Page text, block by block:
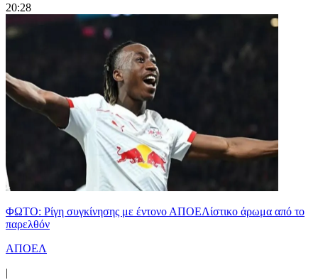
20:28
ΦΩΤΟ: Ρίγη συγκίνησης με έντονο ΑΠΟΕΛίστικο άρωμα από το
παρελθόν
ΑΠΟΕΛ
|